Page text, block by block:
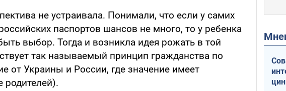
не устраивала. Понимали, что если у самих
паспортов шансов не много, то у ребенка
выбор. Тогда и возникла идея рожать в той
так называемый принцип гражданства по
от Украины и России, где значение имеет
родителей).